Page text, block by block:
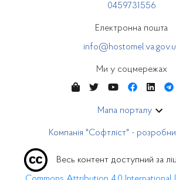
0459731556
Електронна пошта
Ми у соцмережах
Мапа порталу
Компанія "Софтліст" -
Весь контент доступний за